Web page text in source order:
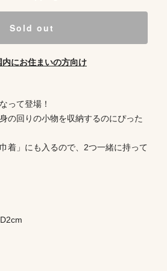
Sold out
内にお住まいの方向け
って登場！
の回りの小物を収納するのにぴった
着」にも入るので、2つ一緒に持って